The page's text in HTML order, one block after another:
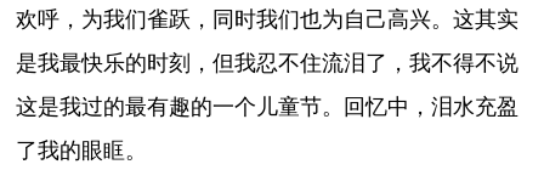
欢呼，为我们雀跃，同时我们也为自己高兴。这其实
是我最快乐的时刻，但我忍不住流泪了，我不得不说
这是我过的最有趣的一个儿童节。回忆中，泪水充盈
了我的眼眶。